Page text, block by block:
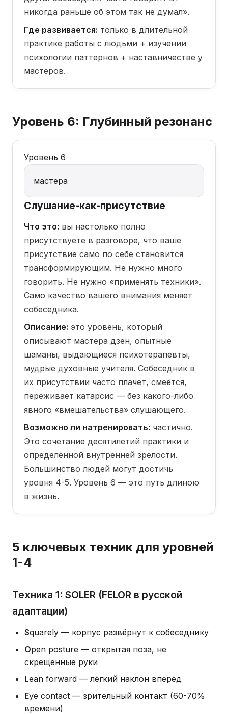
никогда раньше об этом так не думал».
Где развивается: только в длительной
практике работы с людьми + изучении
психологии паттернов + наставничестве у
мастеров.
Уровень 6: Глубинный резонанс
Уровень 6
мастера
Слушание-как-присутствие
Что это: вы настолько полно
присутствуете в разговоре, что ваше
присутствие само по себе становится
трансформирующим. Не нужно много
говорить. Не нужно «применять техники».
Само качество вашего внимания меняет
собеседника.
Описание: это уровень, который
описывают мастера дзен, опытные
шаманы, выдающиеся психотерапевты,
мудрые духовные учителя. Собеседник в
их присутствии часто плачет, смеётся,
переживает катарсис — без какого-либо
явного «вмешательства» слушающего.
Возможно ли натренировать: частично.
Это сочетание десятилетий практики и
определённой внутренней зрелости.
Большинство людей могут достичь
уровня 4-5. Уровень 6 — это путь длиною
в жизнь.
5 ключевых техник для уровней
1-4
Техника 1: SOLER (FELOR в русской
адаптации)
Squarely — корпус развёрнут к собеседнику
Open posture — открытая поза, не
скрещенные руки
Lean forward — лёгкий наклон вперёд
Eye contact — зрительный контакт (60-70%
времени)